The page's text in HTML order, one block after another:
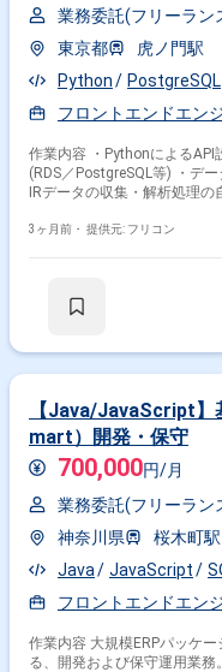
業務委託(フリーラン
東京都
虎ノ門駅
Python
PostgreSQL
フロントエンドエン
作業内容 ・PythonによるAPI
(RDS／PostgreSQL等) ・デ
IRデータの収集・解析処理
3ヶ月前・ 提供元: フリコン
【Java/JavaScript
mart）開発・保守
700,000円/月
業務委託(フリーラン
神奈川県
桜木町駅
Java
JavaScript
フロントエンドエン
作業内容 大規模ERPパッケ
る、開発および保守運用業